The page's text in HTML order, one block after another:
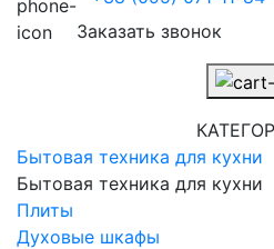
Заказать звонок
Бытовая техника для кухни
Бытовая техника для кухни
Плиты
Духовые шкафы